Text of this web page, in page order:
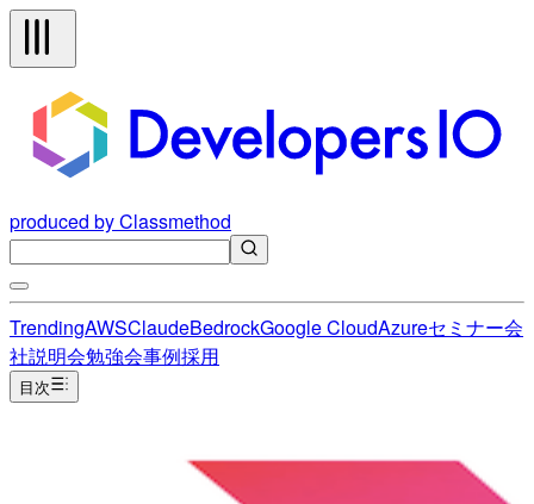
produced by Classmethod
TrendingAWSClaudeBedrockGoogle CloudAzureセミナー会
社説明会勉強会事例採用
目次